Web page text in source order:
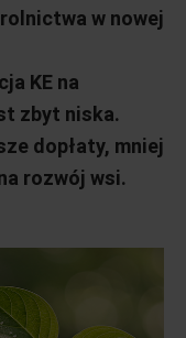
w nowej
KE na
zbyt niska.
dopłaty, mniej
rozwój wsi.